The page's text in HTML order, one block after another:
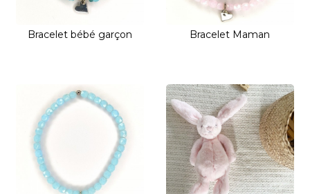
Bracelet bébé garçon Bracelet Maman